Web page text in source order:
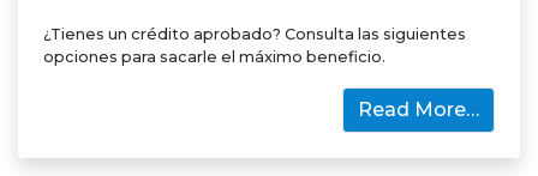
¿Tienes un crédito aprobado? Consulta las siguientes
opciones para sacarle el máximo beneficio.
Read More…